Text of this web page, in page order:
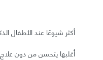
أكثر شيوعًا عند الأطفال
أغلبها يتحسن من دون